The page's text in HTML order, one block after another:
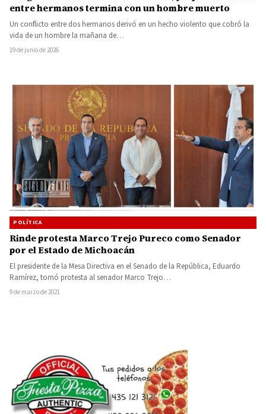
entre hermanos termina con un hombre muerto
Un conflicto entre dos hermanos derivó en un hecho violento que cobró la
vida de un hombre la mañana de…
19 de junio de 2026
POLÍTICA
Rinde protesta Marco Trejo Pureco como Senador
por el Estado de Michoacán
El presidente de la Mesa Directiva en el Senado de la República, Eduardo
Ramírez, tomó protesta al senador Marco Trejo…
9 de marzo de 2021